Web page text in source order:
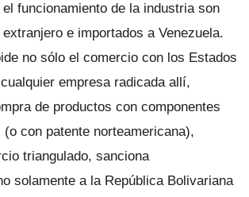
funcionamiento de la industria son
e importados a Venezuela.
no sólo el comercio con los Estados
empresa radicada allí,
de productos con componentes
(o con patente norteamericana),
triangulado, sanciona
solamente a la República Bolivariana